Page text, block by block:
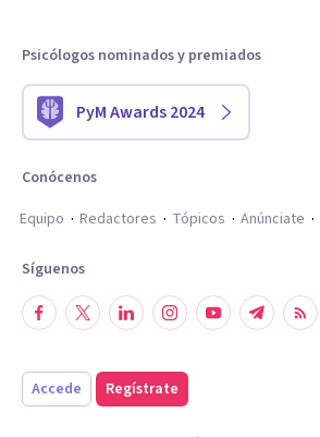
Psicólogos nominados y premiados
PyM Awards 2024
Conócenos
Equipo
Redactores Tópicos Anúnciate
Síguenos
Accede Regístrate